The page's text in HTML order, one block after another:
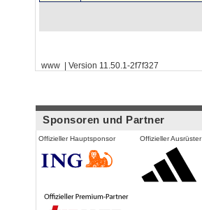
www | Version 11.50.1-2f7f327
Sponsoren und Partner
Offizieller Hauptsponsor Offizieller Ausrüster